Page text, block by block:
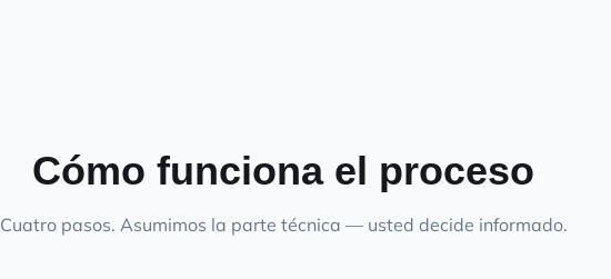
Cómo funciona el proceso
Cuatro pasos. Asumimos la parte técnica — usted decide informado.